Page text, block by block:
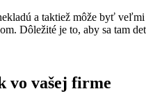
a taktiež môže byť
Dôležité je to, aby sa tam
vo vašej firme